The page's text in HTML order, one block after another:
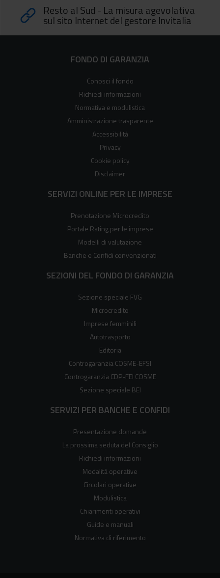
Resto al Sud - La misura agevolativa
sul sito Internet del gestore Invitalia
FONDO DI GARANZIA
Conosci il fondo
Richiedi informazioni
Normativa e modulistica
Amministrazione trasparente
Accessibilità
Privacy
Cookie policy
Disclaimer
SERVIZI ONLINE PER LE IMPRESE
Prenotazione Microcredito
Portale Rating per le imprese
Modelli di valutazione
Banche e Confidi convenzionati
SEZIONI DEL FONDO DI GARANZIA
Sezione speciale FVG
Microcredito
Imprese femminili
Autotrasporto
Editoria
Controgaranzia COSME-EFSI
Controgaranzia CDP-FEI COSME
Sezione speciale BEI
SERVIZI PER BANCHE E CONFIDI
Presentazione domande
La prossima seduta del Consiglio
Richiedi informazioni
Modalità operative
Circolari operative
Modulistica
Chiarimenti operativi
Guide e manuali
Normativa di riferimento